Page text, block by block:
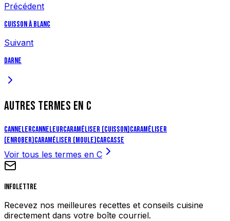
Précédent
Cuisson à blanc
Suivant
Darne
AUTRES TERMES EN C
CannelerCanneleurCaraméliser (cuisson)Caraméliser
(enrober)Caraméliser (moule)Carcasse
Voir tous les termes en C
Infolettre
Recevez nos meilleures recettes et conseils cuisine
directement dans votre boîte courriel.